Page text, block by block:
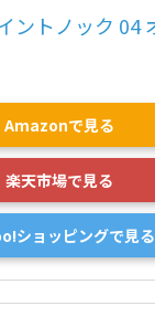
ントノック 04
Amazonで見る
楽天市場で見る
ショッピングで見る